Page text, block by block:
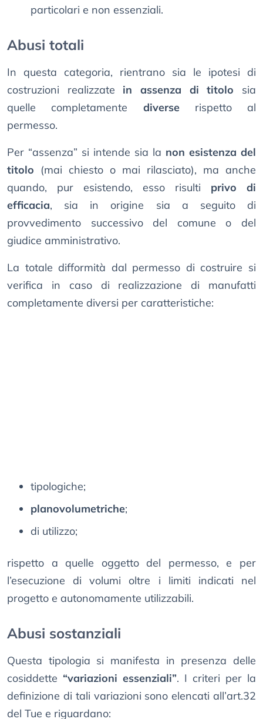
particolari e non essenziali.
Abusi totali
In questa categoria, rientrano sia le ipotesi di
costruzioni realizzate in assenza di titolo sia
quelle completamente diverserispetto al
permesso.
Per “assenza” si intende sia la non esistenza del
titolo (mai chiesto o mai rilasciato), ma anche
quando, pur esistendo, esso risulti privo di
efficacia, sia in origine sia a seguito di
provvedimento successivo del comune o del
giudice amministrativo.
La totale difformità dal permesso di costruire si
verifica in caso di realizzazione di manufatti
completamente diversi per caratteristiche:
tipologiche;
planovolumetriche;
di utilizzo;
rispetto a quelle oggetto del permesso, e per
l’esecuzione di volumi oltre i limiti indicati nel
progetto e autonomamente utilizzabili.
Abusi sostanziali
Questa tipologia si manifesta in presenza delle
cosiddette “variazioni essenziali”. I criteri per la
definizione di tali variazioni sono elencati all’art.32
del Tue e riguardano: